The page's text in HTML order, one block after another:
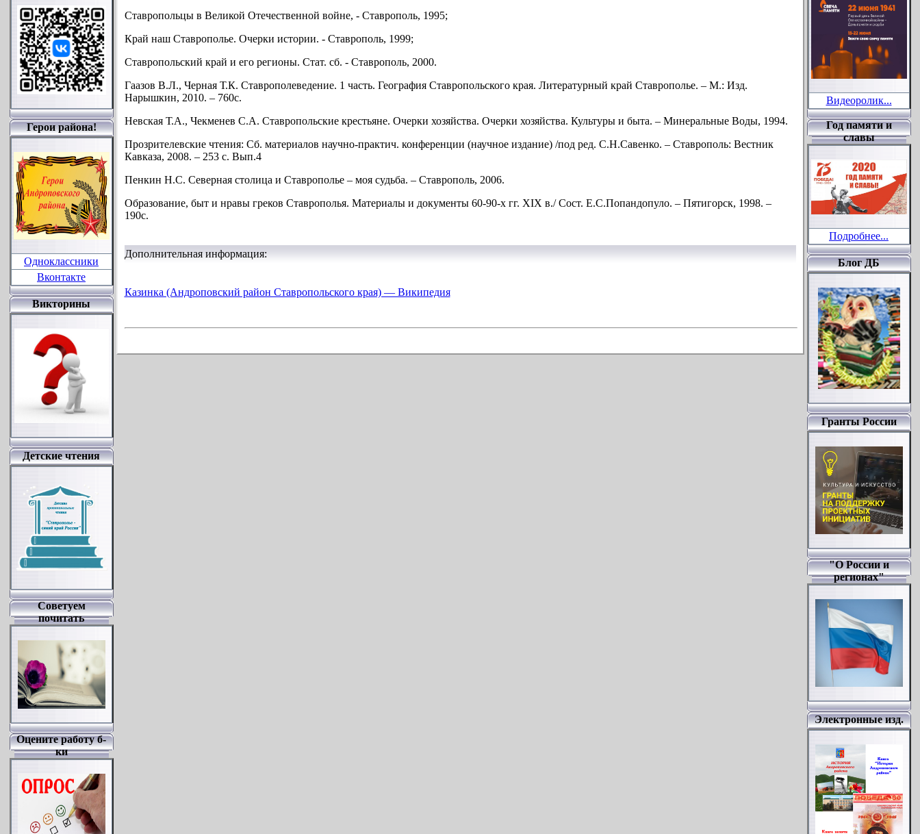
Герои района!
Одноклассники
Вконтакте
Викторины
Детские чтения
Советуем
почитать
Оцените работу б-
ки
Ставропольцы в Великой Отечественной войне, - Ставрополь, 1995;
Край наш Ставрополье. Очерки истории. - Ставрополь, 1999;
Ставропольский край и его регионы. Стат. сб. - Ставрополь, 2000.
Гаазов В.Л., Черная Т.К. Ставрополеведение. 1 часть. География Ставропольского края. Литературный край Ставрополье. – М.: Изд.
Нарышкин, 2010. – 760с.
Невская Т.А., Чекменев С.А. Ставропольские крестьяне. Очерки хозяйства. Очерки хозяйства. Культуры и быта. – Минеральные Воды, 1994.
Прозрителевские чтения: Сб. материалов научно-практич. конференции (научное издание) /под ред. С.Н.Савенко. – Ставрополь: Вестник
Кавказа, 2008. – 253 с. Вып.4
Пенкин Н.С. Северная столица и Ставрополье – моя судьба. – Ставрополь, 2006.
Образование, быт и нравы греков Ставрополья. Материалы и документы 60-90-х гг. ХIХ в./ Сост. Е.С.Попандопуло. – Пятигорск, 1998. –
190с.
Дополнительная информация:
Казинка (Андроповский район Ставропольского края) — Википедия
Видеоролик...
Год памяти и
славы
Подробнее...
Блог ДБ
Гранты России
"О России и
регионах"
Электронные изд.